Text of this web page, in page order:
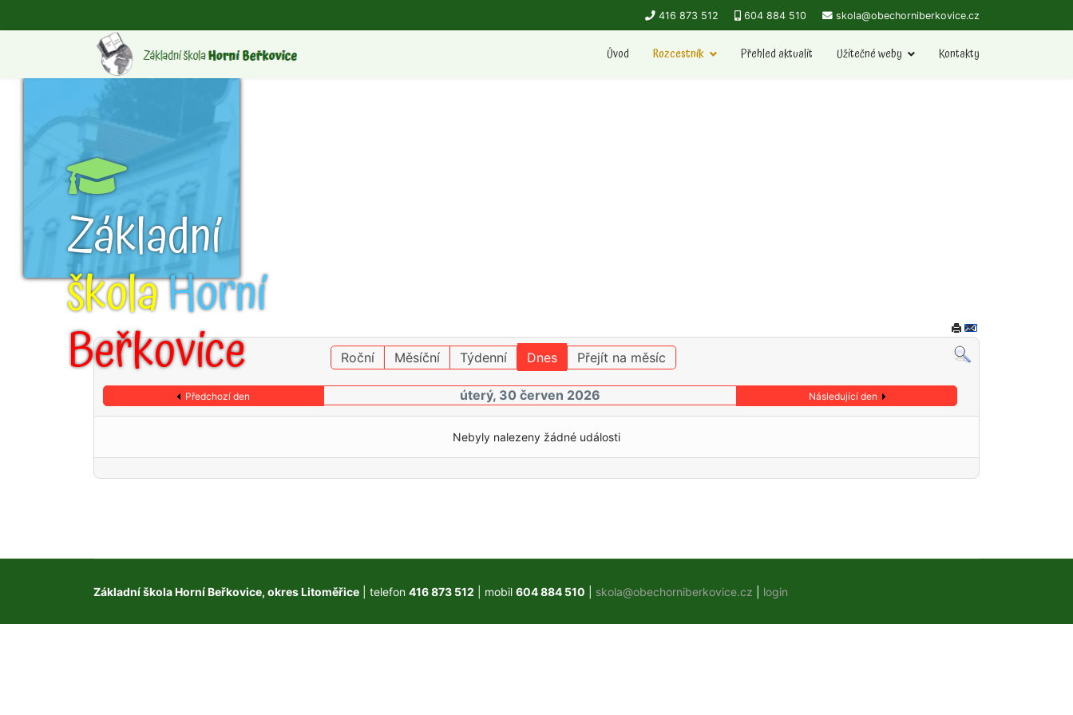
416 873 512 604 884 510 skola@obechorniberkovice.cz
Úvod Rozcestník Přehled aktualit Užitečné weby Kontakty
Základní
školaHorní
Beřkovice Roční Měsíční Týdenní Dnes Přejít na měsíc
Předchozí den úterý, 30 červen 2026 Následující den
Nebyly nalezeny žádné události
Základní škola Horní Beřkovice, okres Litoměřice | telefon 416 873 512 | mobil 604 884 510 skola@obechorniberkovice.cz login